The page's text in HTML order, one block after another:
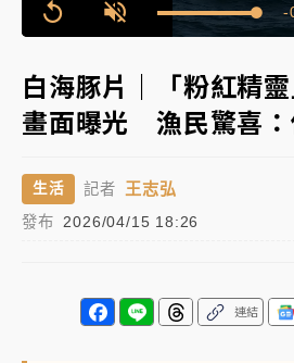
路鷹架倒塌壓2車
連根拔起
中颱白海豚風雨來了！中部以北
白海豚逼近！北市水門只出不進
4800＋拖吊費
Replay Unmute Loaded
100.00%
-
白海豚片｜「粉紅精靈
畫面曝光 漁民驚喜：
生活 記者 王志弘
發布 2026/04/15 18:26
連結